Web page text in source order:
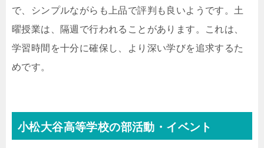
で、シンプルながらも上品で評判も良いようです。土
曜授業は、隔週で行われることがあります。これは、
学習時間を十分に確保し、より深い学びを追求するた
めです。
小松大谷高等学校の部活動・イベント